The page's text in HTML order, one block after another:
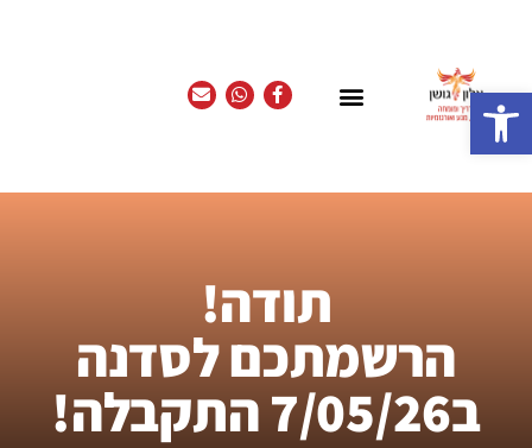
פתח סרגל נגישות
תודה!
הרשמתכם לסדנה
ב7/05/26 התקבלה!